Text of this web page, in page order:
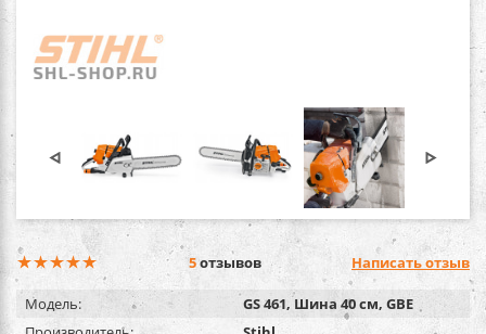
5отзывов Написать отзыв
Модель:
GS 461, Шина 40 см, GBE